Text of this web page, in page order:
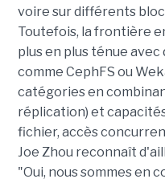
voire sur différents
Toutefois, la frontière
plus en plus ténue
comme CephFS ou
catégories en
réplication) et
fichier, accès
Joe Zhou reconnaît
"Oui, nous sommes en